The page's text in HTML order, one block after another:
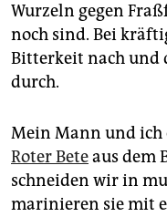
Wurzeln gegen
noch sind. Bei
Bitterkeit nach und
durch.
Mein Mann und ich
Roter Beteaus dem
schneiden wir in
marinieren sie mit